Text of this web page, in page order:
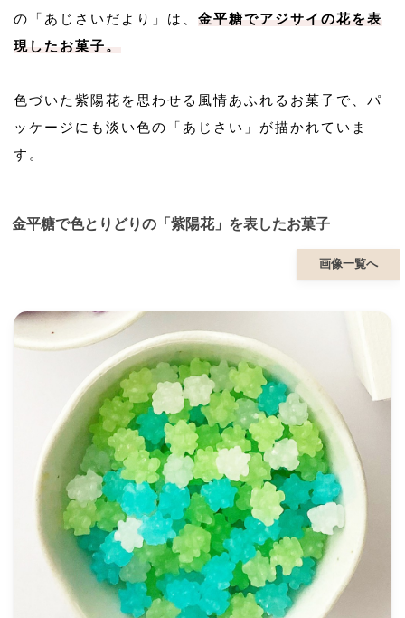
の「あじさいだより」は、 金平糖でアジサイの花を表
現したお菓子。
色づいた紫陽花を思わせる風情あふれるお菓子で、パ
ッケージにも淡い色の「あじさい」が描かれていま
す。
金平糖で色とりどりの「紫陽花」を表したお菓子
画像一覧へ